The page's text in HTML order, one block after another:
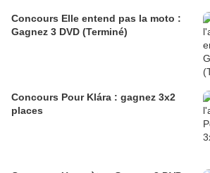
Concours Elle entend pas la moto :
Gagnez 3 DVD (Terminé)
Concours Pour Klára : gagnez 3x2
places